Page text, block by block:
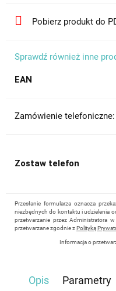
Pobierz produkt do
Sprawdź również inne
EAN
Zamówienie telefoniczne:
Zostaw telefon
Przesłanie formularza oznacza
niezbędnych do kontaktu i udzielenia
przetwarzanie przez Administratora
przetwarzane zgodnie zPolityką
Informacja o
odpowiedzi, może być w każdej
Opis Parametry